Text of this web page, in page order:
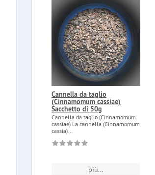
Cannella da taglio
(Cinnamomum cassiae)
Sacchetto di 50g
Cannella da taglio (Cinnamomum
cassiae) La cannella (Cinnamomum
cassia)...
più...